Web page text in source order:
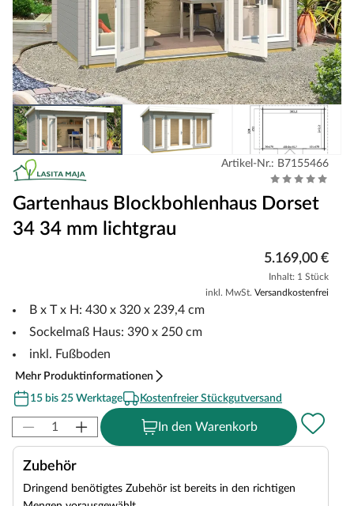
Artikel-Nr.: B7155466
Gartenhaus Blockbohlenhaus Dorset
34 34 mm lichtgrau
5.169,00 €
Inhalt: 1 Stück
inkl. MwSt. Versandkostenfrei
B x T x H: 430 x 320 x 239,4 cm
Sockelmaß Haus: 390 x 250 cm
inkl. Fußboden
Mehr Produktinformationen
15 bis 25 Werktage
Kostenfreier Stückgutversand
In den Warenkorb
Zubehör
Dringend benötigtes Zubehör ist bereits in den richtigen